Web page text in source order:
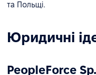
та Польщі.
Юридичні
PeopleForce